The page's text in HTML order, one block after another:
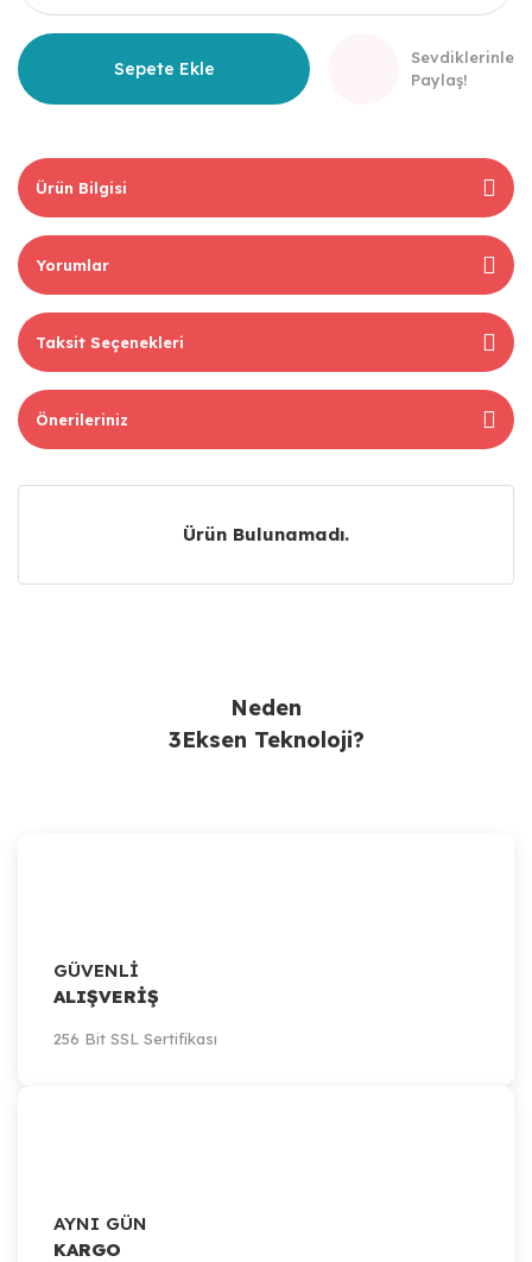
Sepete Ekle
Sevdiklerinle
Paylaş!
Ürün Bilgisi
Yorumlar
Taksit Seçenekleri
Önerileriniz
Ürün Bulunamadı.
Neden
3Eksen Teknoloji?
GÜVENLİ
ALIŞVERİŞ
256 Bit SSL Sertifikası
AYNI GÜN
KARGO